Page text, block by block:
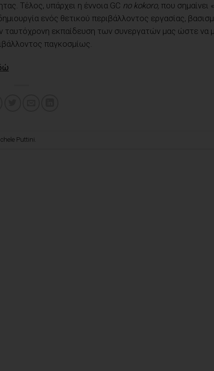
Τέλος, υπάρχει η έννοια GC no kokoro, που σημαίνει
ενός θετικού περιβάλλοντος εργασίας,
ταυτόχρονη εκπαίδευση των συνεργατών μας ώστε να
παγκοσμίως.
Puttini.